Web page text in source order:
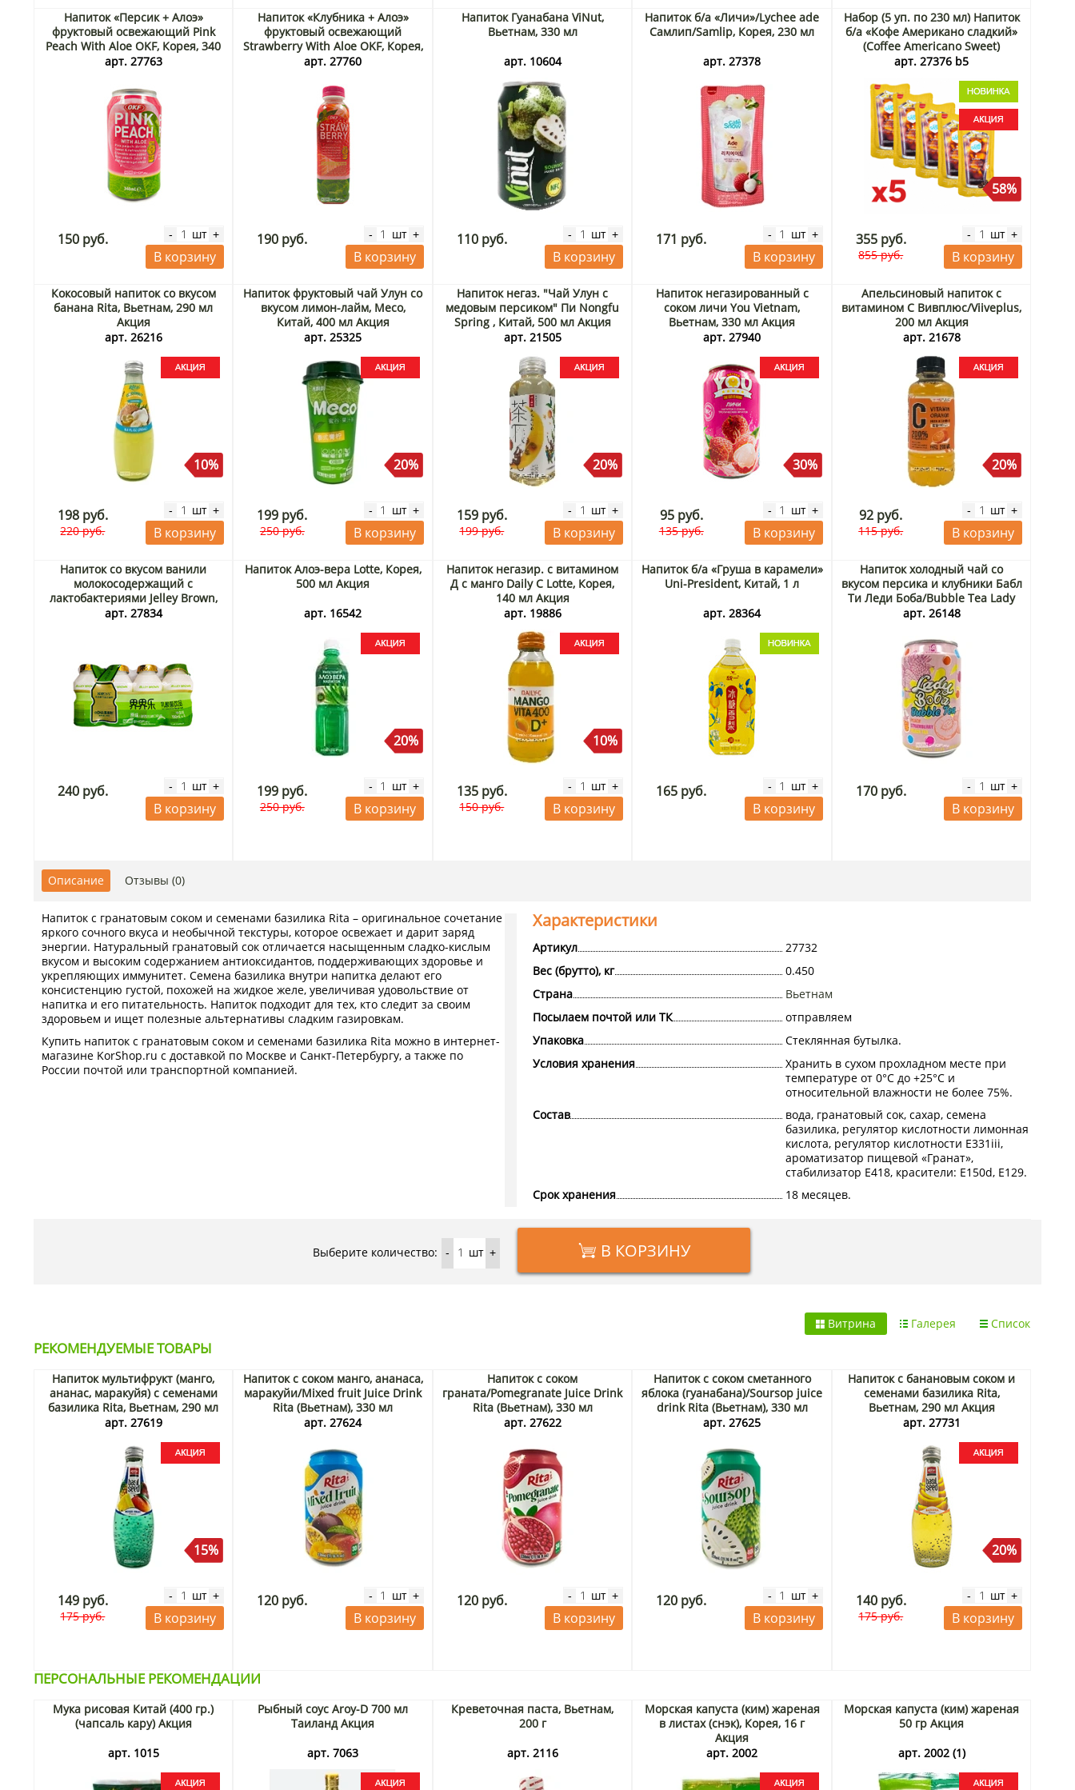
Напиток «Персик + Алоэ»
фруктовый освежающий Pink
Peach With Aloe OKF, Корея, 340
мл
арт. 27763
150 руб. - шт +
В корзину
Напиток «Клубника + Алоэ»
фруктовый освежающий
Strawberry With Aloe OKF, Корея,
500 мл
арт. 27760
190 руб. - шт +
В корзину
Напиток Гуанабана ViNut,
Вьетнам, 330 мл
арт. 10604
110 руб. - шт +
В корзину
Напиток б/а «Личи»/Lychee ade
Самлип/Samlip, Корея, 230 мл
арт. 27378
171 руб. - шт +
В корзину
Набор (5 уп. по 230 мл) Напиток
б/а «Кофе Американо сладкий»
(Coffee Americano Sweet)
Самлип / Samlip, Корея, 230 мл х
арт. 27376 b5
58%
355 руб.
855 руб.
- шт +
В корзину
Кокосовый напиток со вкусом
банана Rita, Вьетнам, 290 мл
Акция
арт. 26216
10%
198 руб.
220 руб.
- шт +
В корзину
Напиток фруктовый чай Улун со
вкусом лимон-лайм, Meco,
Китай, 400 мл Акция
арт. 25325
20%
199 руб.
250 руб.
- шт +
В корзину
Напиток негаз. "Чай Улун с
медовым персиком" Пи Nongfu
Spring , Китай, 500 мл Акция
арт. 21505
20%
159 руб.
199 руб.
- шт +
В корзину
Напиток негазированный с
соком личи You Vietnam,
Вьетнам, 330 мл Акция
арт. 27940
30%
95 руб.
135 руб.
- шт +
В корзину
Апельсиновый напиток с
витамином С Вивплюс/Viiveplus,
200 мл Акция
арт. 21678
20%
92 руб.
115 руб.
- шт +
В корзину
Напиток со вкусом ванили
молокосодержащий с
лактобактериями Jelley Brown,
Китай, 4*100 мл
арт. 27834
240 руб. - шт +
В корзину
Напиток Алоэ-вера Lotte, Корея,
500 мл Акция
арт. 16542
20%
199 руб.
250 руб.
- шт +
В корзину
Напиток негазир. с витамином
Д с манго Daily C Lotte, Корея,
140 мл Акция
арт. 19886
10%
135 руб.
150 руб.
- шт +
В корзину
Напиток б/а «Груша в карамели»
Uni-President, Китай, 1 л
арт. 28364
165 руб. - шт +
В корзину
Напиток холодный чай со
вкусом персика и клубники Бабл
Ти Леди Боба/Bubble Tea Lady
Boba Madam Hong, Тайвань, 320
арт. 26148
170 руб. - шт +
В корзину
Описание Отзывы (0)
Характеристики
Артикул
27732
Вес (брутто), кг
0.450
Страна
Вьетнам
Посылаем почтой или ТК
отправляем
Упаковка
Стеклянная бутылка.
Условия хранения
Хранить в сухом прохладном месте при
температуре от 0°С до +25°С и
относительной влажности не более 75%.
Состав
вода, гранатовый сок, сахар, семена
базилика, регулятор кислотности лимонная
кислота, регулятор кислотности Е331iii,
ароматизатор пищевой «Гранат»,
стабилизатор Е418, красители: Е150d, Е129.
Срок хранения
18 месяцев.
Напиток с гранатовым соком и семенами базилика Rita – оригинальное сочетание
яркого сочного вкуса и необычной текстуры, которое освежает и дарит заряд
энергии. Натуральный гранатовый сок отличается насыщенным сладко-кислым
вкусом и высоким содержанием антиоксидантов, поддерживающих здоровье и
укрепляющих иммунитет. Семена базилика внутри напитка делают его
консистенцию густой, похожей на жидкое желе, увеличивая удовольствие от
напитка и его питательность. Напиток подходит для тех, кто следит за своим
здоровьем и ищет полезные альтернативы сладким газировкам.
Купить напиток с гранатовым соком и семенами базилика Rita можно в интернет-
магазине KorShop.ru с доставкой по Москве и Санкт-Петербургу, а также по
России почтой или транспортной компанией.
Выберите количество: - шт + В КОРЗИНУ
Список
Галерея
Витрина
РЕКОМЕНДУЕМЫЕ ТОВАРЫ
Напиток мультифрукт (манго,
ананас, маракуйя) с семенами
базилика Rita, Вьетнам, 290 мл
Акция
арт. 27619
15%
149 руб.
175 руб.
- шт +
В корзину
Напиток с соком манго, ананаса,
маракуйи/Mixed fruit Juice Drink
Rita (Вьетнам), 330 мл
арт. 27624
120 руб. - шт +
В корзину
Напиток с соком
граната/Pomegranate Juice Drink
Rita (Вьетнам), 330 мл
арт. 27622
120 руб. - шт +
В корзину
Напиток с соком сметанного
яблока (гуанабана)/Soursop juice
drink Rita (Вьетнам), 330 мл
арт. 27625
120 руб. - шт +
В корзину
Напиток с банановым соком и
семенами базилика Rita,
Вьетнам, 290 мл Акция
арт. 27731
20%
140 руб.
175 руб.
- шт +
В корзину
ПЕРСОНАЛЬНЫЕ РЕКОМЕНДАЦИИ
Мука рисовая Китай (400 гр.)
(чапсаль кару) Акция
арт. 1015
Рыбный соус Aroy-D 700 мл
Таиланд Акция
арт. 7063
Креветочная паста, Вьетнам,
200 г
арт. 2116
Морская капуста (ким) жареная
в листах (снэк), Корея, 16 г
Акция
арт. 2002
Морская капуста (ким) жареная
50 гр Акция
арт. 2002 (1)